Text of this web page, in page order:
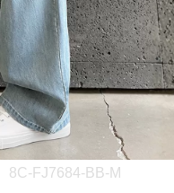
8C-FJ7684-BB-M